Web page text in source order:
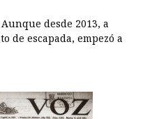
desde 2013, a
de escapada, empezó a